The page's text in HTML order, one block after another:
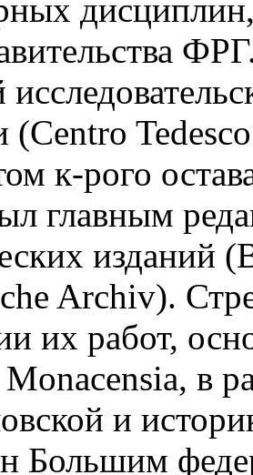
(Centro
к-рого
главным
изданий
Archiv).
их работ,
в
и
Большим